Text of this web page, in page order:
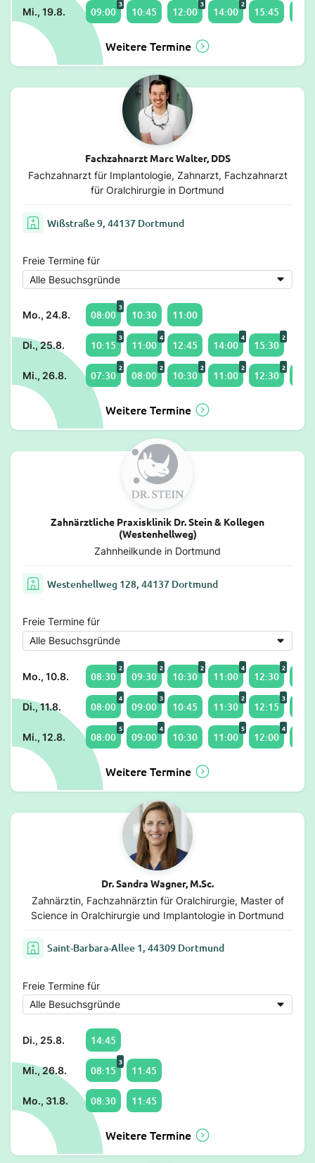
Mi., 19.8. 09:00
3
10:45 12:00
3
14:00
2
15:45
Weitere Termine
Fachzahnarzt Marc Walter, DDS
Fachzahnarzt für Implantologie, Zahnarzt, Fachzahnarzt
für Oralchirurgie in Dortmund
Wißstraße 9, 44137 Dortmund
Freie Termine für
Mo., 24.8. 08:00
3
10:30 11:00
Di., 25.8. 10:15
3
11:00
4
12:45 14:00
4
15:30
2
Mi., 26.8. 07:30
2
08:00
2
10:30
2
11:00
2
12:30
2
Weitere Termine
Zahnärztliche Praxisklinik Dr. Stein & Kollegen
(Westenhellweg)
Zahnheilkunde in Dortmund
Westenhellweg 128, 44137 Dortmund
Freie Termine für
Mo., 10.8. 08:30
2
09:30
2
10:30
2
11:00
4
12:30
2
Di., 11.8. 08:00
4
09:00
3
10:45 11:30
2
12:15
3
Mi., 12.8. 08:00
5
09:00
4
10:30 11:00
5
12:00
4
Weitere Termine
Dr. Sandra Wagner, M.Sc.
Zahnärztin, Fachzahnärztin für Oralchirurgie, Master of
Science in Oralchirurgie und Implantologie in Dortmund
Saint-Barbara-Allee 1, 44309 Dortmund
Freie Termine für
Di., 25.8. 14:45
Mi., 26.8. 08:15
3
11:45
Mo., 31.8. 08:30 11:45
Weitere Termine